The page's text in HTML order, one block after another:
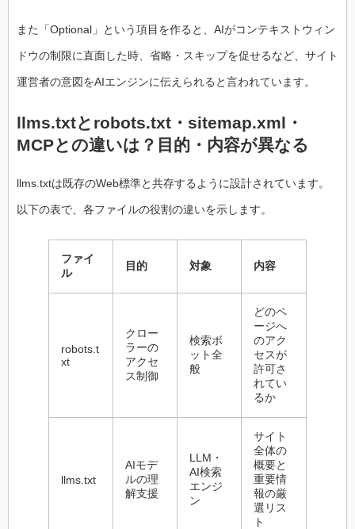
また「Optional」という項目を作ると、AIがコンテキストウィン
ドウの制限に直面した時、省略・スキップを促せるなど、サイト
運営者の意図をAIエンジンに伝えられると言われています。
llms.txtとrobots.txt・sitemap.xml・
MCPとの違いは？目的・内容が異なる
llms.txtは既存のWeb標準と共存するように設計されています。
以下の表で、各ファイルの役割の違いを示します。
ファイ
ル
目的 対象 内容
robots.t
xt
クロー
ラーの
アクセ
ス制御
検索ボ
ット全
般
どのペ
ージへ
のアク
セスが
許可さ
れてい
るか
llms.txt
AIモデ
ルの理
解支援
LLM・
AI検索
エンジ
ン
サイト
全体の
概要と
重要情
報の厳
選リス
ト